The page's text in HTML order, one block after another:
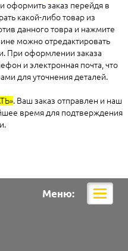
оформить заказ перейдя в
какой-либо товар из
данного товра и нажмите
можно отредактировать
При оформлении заказа
и электронная почта, что
для уточнения деталей.
. Ваш заказ отправлен и наш
время для подтверждения
Меню: